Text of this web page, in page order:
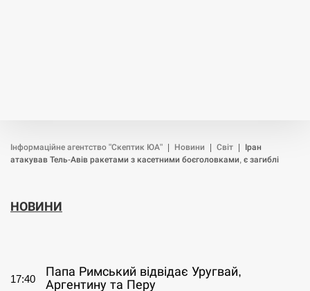
Інформаційне агентство "Скептик ЮА" Новини Світ
Іран
атакував Тель-Авів ракетами з касетними боєголовками, є загиблі
НОВИНИ
17:40
Папа Римський відвідає Уругвай,
Аргентину та Перу